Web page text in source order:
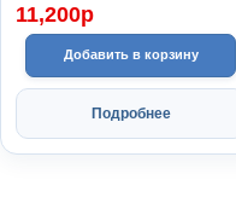
11,200p
Добавить в корзину
Подробнее